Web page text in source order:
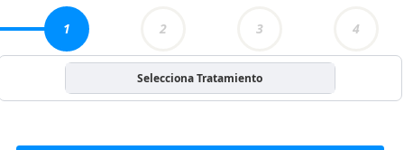
1 2 3 4
Selecciona Tratamiento